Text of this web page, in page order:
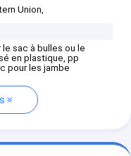
Union,
le sac à bulles ou le
en plastique, pp
pour les jambe